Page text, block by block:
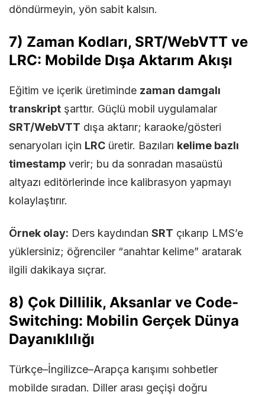
döndürmeyin, yön sabit kalsın.
7) Zaman Kodları, SRT/WebVTT ve
LRC: Mobilde Dışa Aktarım Akışı
Eğitim ve içerik üretiminde zaman damgalı
transkript şarttır. Güçlü mobil uygulamalar
SRT/WebVTT dışa aktarır; karaoke/gösteri
senaryoları için LRC üretir. Bazıları kelime bazlı
timestamp verir; bu da sonradan masaüstü
altyazı editörlerinde ince kalibrasyon yapmayı
kolaylaştırır.
Örnek olay: Ders kaydından SRT çıkarıp LMS’e
yüklersiniz; öğrenciler “anahtar kelime” aratarak
ilgili dakikaya sıçrar.
8) Çok Dillilik, Aksanlar ve Code-
Switching: Mobilin Gerçek Dünya
Dayanıklılığı
Türkçe–İngilizce–Arapça karışımı sohbetler
mobilde sıradan. Diller arası geçişi doğru